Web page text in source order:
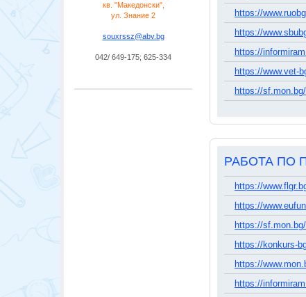
https://
https://
https://
https://www.vet-
https://sf.mon.bg/
РАБОТА ПО
https://
https://
https://sf.mon.bg/
https://konkurs-
https://
https://
кв. "Македонски",
ул. Знание 2
souxrssz@abv.bg
042/ 649-175; 625-334